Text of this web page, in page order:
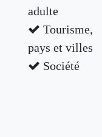
adulte
Tourisme,
pays et villes
Société